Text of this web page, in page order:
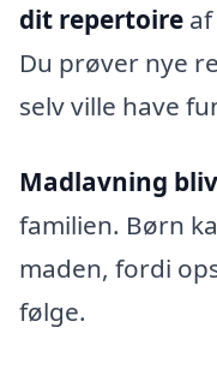
dit repertoire
Du prøver nye
selv ville have
Madlavning
familien. Børn
maden, fordi
følge.